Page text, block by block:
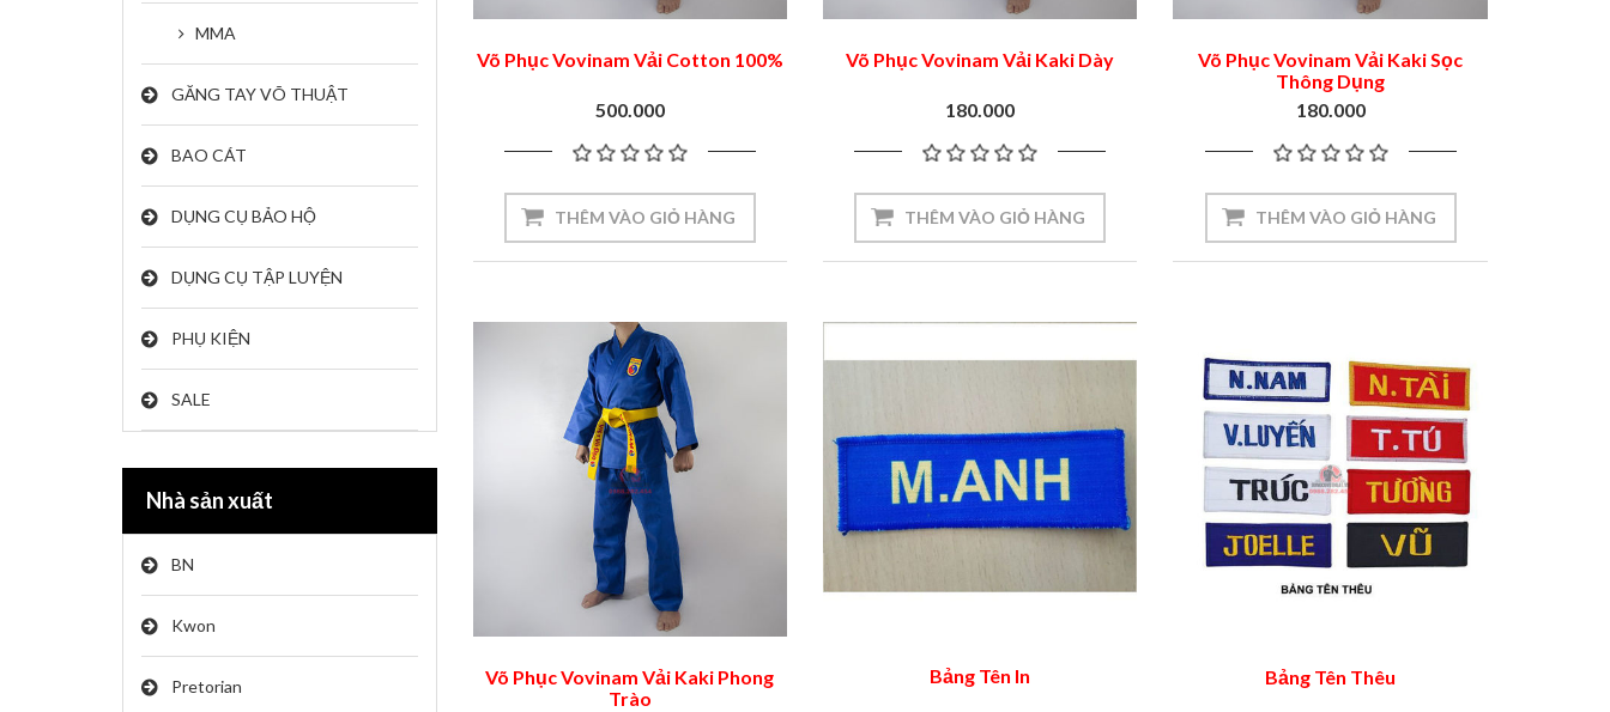
MMA
GĂNG TAY VÕ THUẬT
BAO CÁT
DỤNG CỤ BẢO HỘ
DỤNG CỤ TẬP LUYỆN
PHỤ KIỆN
SALE
Nhà sản xuất
BN
Kwon
Pretorian
Võ Phục Vovinam Vải Cotton 100%
500.000
Võ Phục Vovinam Vải Kaki Dày
180.000
Võ Phục Vovinam Vải Kaki Sọc
Thông Dụng
180.000
Võ Phục Vovinam Vải Kaki Phong
Trào
Bảng Tên In Bảng Tên Thêu